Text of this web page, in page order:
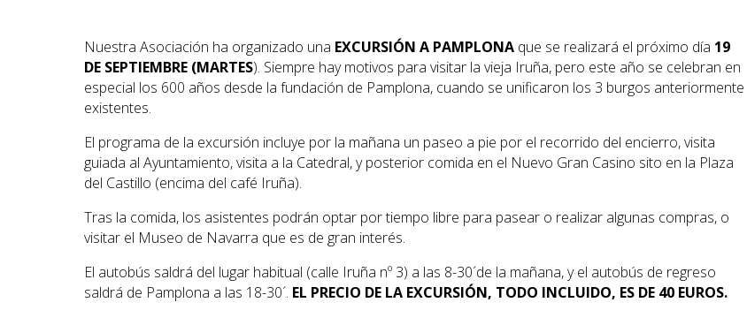
Nuestra Asociación ha organizado una EXCURSIÓN A PAMPLONAque se realizará el próximo día 19
DE SEPTIEMBRE (MARTES). Siempre hay motivos para visitar la vieja Iruña, pero este año se celebran en
especial los 600 años desde la fundación de Pamplona, cuando se unificaron los 3 burgos anteriormente
existentes.
El programa de la excursión incluye por la mañana un paseo a pie por el recorrido del encierro, visita
guiada al Ayuntamiento, visita a la Catedral, y posterior comida en el Nuevo Gran Casino sito en la Plaza
del Castillo (encima del café Iruña).
Tras la comida, los asistentes podrán optar por tiempo libre para pasear o realizar algunas compras, o
visitar el Museo de Navarra que es de gran interés.
El autobús saldrá del lugar habitual (calle Iruña nº 3) a las 8-30´de la mañana, y el autobús de regreso
saldrá de Pamplona a las 18-30´. EL PRECIO DE LA EXCURSIÓN, TODO INCLUIDO, ES DE 40 EUROS.